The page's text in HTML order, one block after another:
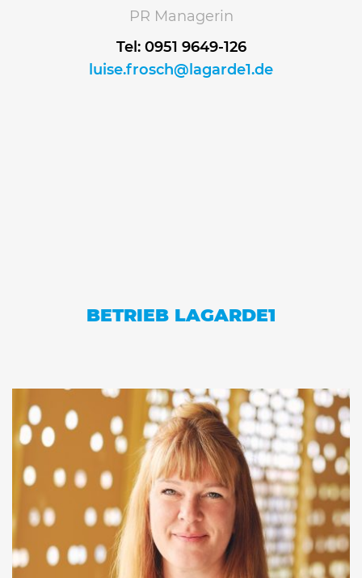
PR Managerin
Tel: 0951 9649-126
luise.frosch@lagarde1.de
BETRIEB LAGARDE1